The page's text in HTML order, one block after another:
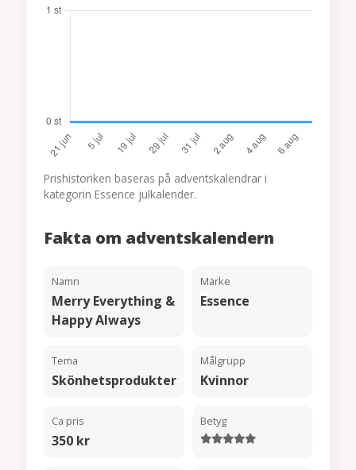
Prishistoriken baseras på adventskalendrar i
kategorin Essence julkalender.
Fakta om adventskalendern
Namn
Merry Everything &
Happy Always
Märke
Essence
Tema
Skönhetsprodukter
Målgrupp
Kvinnor
Ca pris
350 kr
Betyg